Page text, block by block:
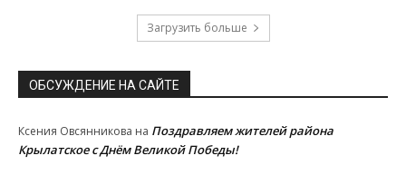
Загрузить больше
ОБСУЖДЕНИЕ НА САЙТЕ
Ксения Овсянникова на Поздравляем жителей района
Крылатское с Днём Великой Победы!